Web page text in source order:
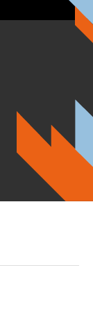
Co. KG. Alle